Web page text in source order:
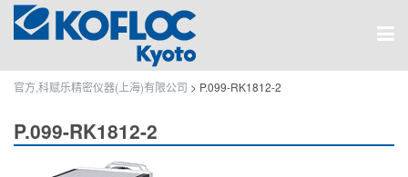
官方,科赋乐精密仪器(上海)有限公司 > P.099-RK1812-2
P.099-RK1812-2